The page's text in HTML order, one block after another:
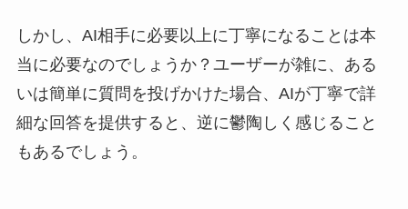
しかし、AI相手に必要以上に丁寧になることは本
当に必要なのでしょうか？ユーザーが雑に、ある
いは簡単に質問を投げかけた場合、AIが丁寧で詳
細な回答を提供すると、逆に鬱陶しく感じること
もあるでしょう。